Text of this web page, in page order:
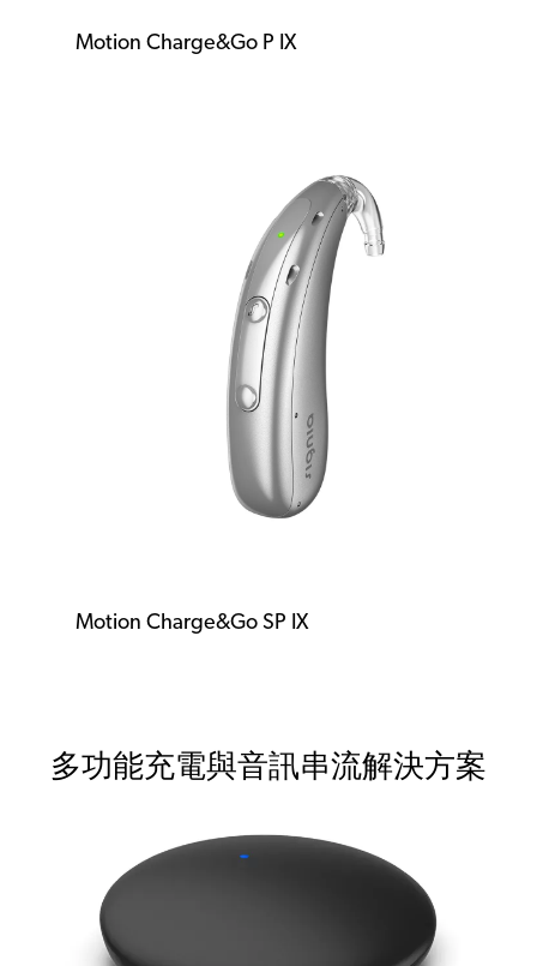
Motion Charge&Go P IX
Motion Charge&Go SP IX
多功能充電與音訊串流解決方案